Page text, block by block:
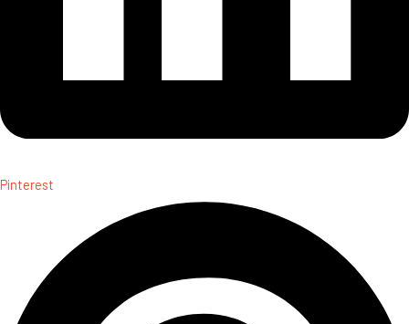
Pinterest